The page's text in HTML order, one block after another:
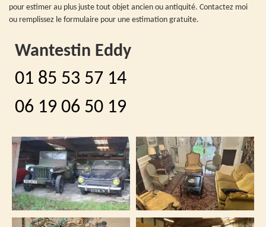
pour estimer au plus juste tout objet ancien ou antiquité. Contactez moi
ou remplissez le formulaire pour une estimation gratuite.
Wantestin Eddy
01 85 53 57 14
06 19 06 50 19